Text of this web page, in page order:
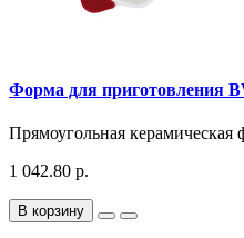
Форма для приготовления
Прямоугольная керамическая
1 042.80 р.
В корзину